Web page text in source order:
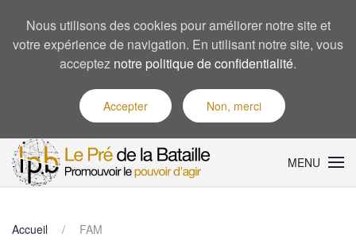
Nous utilisons des cookies pour améliorer notre site et
votre expérience de navigation. En utilisant notre site, vous
acceptez notre politique de confidentialité.
Accepter Non, merci
MENU
Accueil FAM